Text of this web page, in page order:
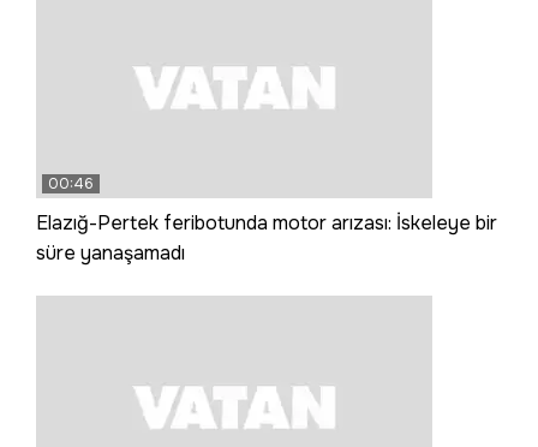
00:46
Elazığ-Pertek feribotunda motor arızası: İskeleye bir
süre yanaşamadı